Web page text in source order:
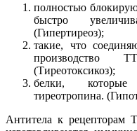
полностью
быстро
(Гипертиреоз);
такие, что
производство
(Тиреотоксикоз);
белки, которые
тиреотропина.
Антитела к рецепторам